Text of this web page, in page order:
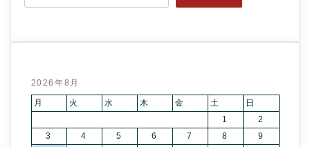
2026年8月
月 火 水 木 金 土
日
1
2
3
4 5 6 7 8
9